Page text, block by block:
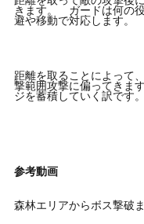
きます。 ガードは何の
避や移動で対応します。
距離を取ることによって
撃範囲攻撃に偏ってきま
ジを蓄積していく訳です。
参考動画
森林エリアからボス撃破